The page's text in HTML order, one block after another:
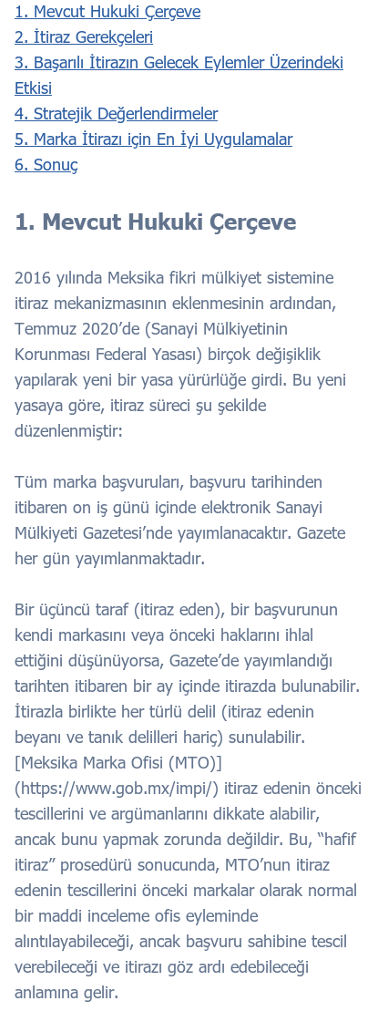
1. Mevcut Hukuki Çerçeve
2. İtiraz Gerekçeleri
3. Başarılı İtirazın Gelecek Eylemler Üzerindeki
Etkisi
4. Stratejik Değerlendirmeler
5. Marka İtirazı için En İyi Uygulamalar
6. Sonuç
1. Mevcut Hukuki Çerçeve
2016 yılında Meksika fikri mülkiyet sistemine
itiraz mekanizmasının eklenmesinin ardından,
Temmuz 2020’de (Sanayi Mülkiyetinin
Korunması Federal Yasası) birçok değişiklik
yapılarak yeni bir yasa yürürlüğe girdi. Bu yeni
yasaya göre, itiraz süreci şu şekilde
düzenlenmiştir:
Tüm marka başvuruları, başvuru tarihinden
itibaren on iş günü içinde elektronik Sanayi
Mülkiyeti Gazetesi’nde yayımlanacaktır. Gazete
her gün yayımlanmaktadır.
Bir üçüncü taraf (itiraz eden), bir başvurunun
kendi markasını veya önceki haklarını ihlal
ettiğini düşünüyorsa, Gazete’de yayımlandığı
tarihten itibaren bir ay içinde itirazda bulunabilir.
İtirazla birlikte her türlü delil (itiraz edenin
beyanı ve tanık delilleri hariç) sunulabilir.
[Meksika Marka Ofisi (MTO)]
(https://www.gob.mx/impi/) itiraz edenin önceki
tescillerini ve argümanlarını dikkate alabilir,
ancak bunu yapmak zorunda değildir. Bu, “hafif
itiraz” prosedürü sonucunda, MTO’nun itiraz
edenin tescillerini önceki markalar olarak normal
bir maddi inceleme ofis eyleminde
alıntılayabileceği, ancak başvuru sahibine tescil
verebileceği ve itirazı göz ardı edebileceği
anlamına gelir.